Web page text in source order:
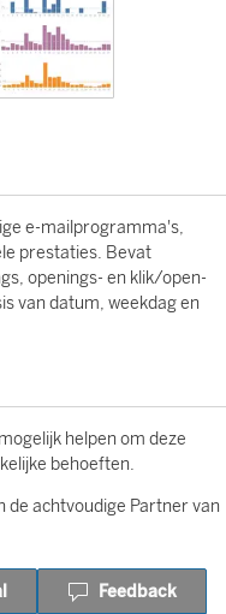
e-mailprogramma's,
prestaties. Bevat
openings- en klik/open-
van datum, weekdag en
helpen om deze
behoeften.
de achtvoudige Partner van
Feedback